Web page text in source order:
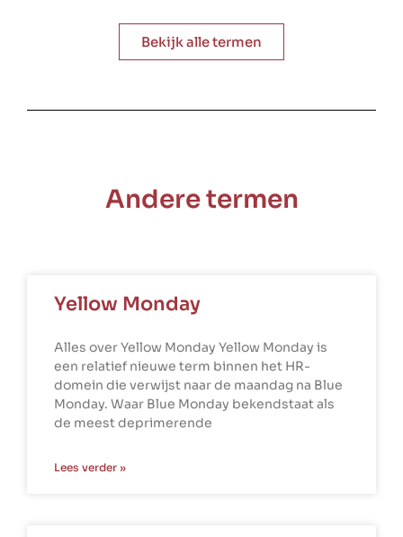
Bekijk alle termen
Andere termen
Yellow Monday
Alles over Yellow Monday Yellow Monday is
een relatief nieuwe term binnen het HR-
domein die verwijst naar de maandag na Blue
Monday. Waar Blue Monday bekendstaat als
de meest deprimerende
Lees verder »